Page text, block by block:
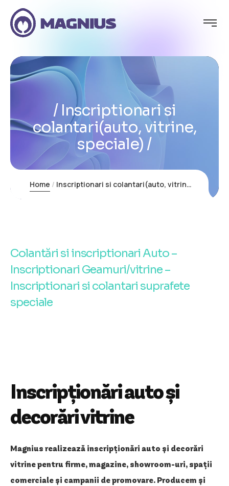
Inscriptionari si
colantari(auto, vitrine,
speciale)
Home Inscriptionari si colantari(auto, vitrine, speciale)
Colantări si inscriptionari Auto –
Inscriptionari Geamuri/vitrine –
Inscriptionari si colantari suprafete
speciale
Inscripționări auto și
decorări vitrine
Magnius realizează inscripționări auto și decorări
vitrine pentru firme, magazine, showroom-uri, spații
comerciale și campanii de promovare. Producem și